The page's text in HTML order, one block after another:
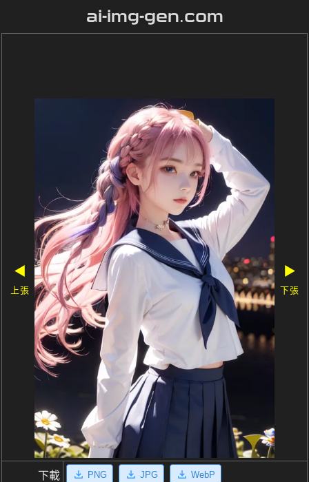
ai-img-gen.com
◀
上張
▶
下張
下載 PNG JPG WebP